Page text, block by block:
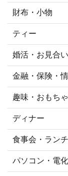
財布・小物
ティー
婚活・お見合い
金融・保険・
趣味・おもち
ディナー
食事会・ラン
パソコン・電